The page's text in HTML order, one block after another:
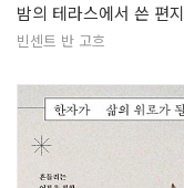
밤의 테라스에서 쓴 편지
빈센트 반 고흐